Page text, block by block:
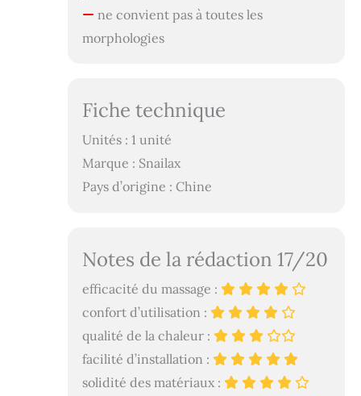
ne convient pas à toutes les
morphologies
Fiche technique
Unités : 1 unité
Marque : Snailax
Pays d’origine : Chine
Notes de la rédaction 17/20
efficacité du massage :
confort d’utilisation :
qualité de la chaleur :
facilité d’installation :
solidité des matériaux :